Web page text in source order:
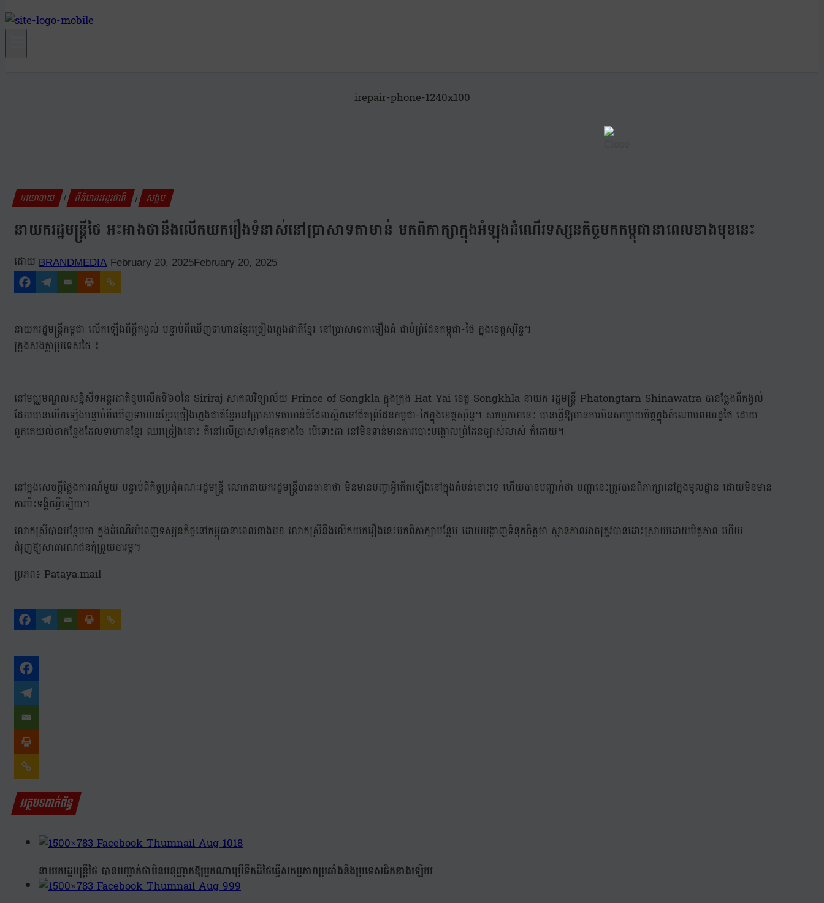
irepair-phone-1240x100
នយោបាយ | ព័ត៌មានអន្តរជាតិ | សង្គម
នាយករដ្ឋមន្ត្រីថៃ អះអាងថានឹងលើកយករឿងទំនាស់នៅប្រាសាទតាមាន់ មកពិភាក្សាក្នុងអំឡុងដំណើរទស្សនកិច្ចមកកម្ពុជានាពេលខាងមុខនេះ
BRANDMEDIA February 20, 2025February 20, 2025
នាយករដ្ឋមន្ត្រីកម្ពុជា លើកឡើងពីក្តីកង្វល់ បន្ទាប់ពីឃើញទាហានខ្មែរច្រៀងភ្លេងជាតិខ្មែរ នៅប្រាសាទតាមឿងធំ ជាប់ព្រំដែនកម្ពុជា-ថៃ ក្នុងខេត្តសុរិន្ទ។
ក្រុងសុងក្លាប្រទេសថៃ ៖
នៅមជ្ឈមណ្ឌលសន្និសីទអន្តរជាតិខួបលើកទី៦០នៃ Siriraj សាកលវិទ្យាល័យ Prince of Songkla ក្នុងក្រុង Hat Yai ខេត្ត Songkhla នាយក រដ្ឋមន្ត្រី Phatongtarn Shinawatra បានថ្លែងពីកង្វល់
ដែលបានលើកឡើងបន្ទាប់ពីឃើញទាហានខ្មែរច្រៀងភ្លេងជាតិខ្មែរនៅប្រាសាទតាមាន់ធំដែលស្ថិតនៅជិតព្រំដែនកម្ពុជា-ថៃក្នុងខេត្តសុរិន្ទ។ សកម្មភាពនេះ បានធ្វើឱ្យមានការមិនសប្បាយចិត្តក្នុងចំណោមពលរដ្ឋថៃ ដោយ
ពួកគេយល់ថាកន្លែងដែលទាហានខ្មែរ ឈរច្រៀងនោះ គឺនៅលើប្រាសាទផ្នែកខាងថៃ បើទោះជា នៅមិនទាន់មានការបោះបង្គោលព្រំដែនច្បាស់លាស់ ក៏ដោយ។
នៅក្នុងសេចក្តីថ្លែងការណ៍មួយ បន្ទាប់ពីកិច្ចប្រជុំគណៈរដ្ឋមន្ត្រី លោកនាយករដ្ឋមន្ត្រីបានធានាថា មិនមានបញ្ហាអ្វីកើតឡើងនៅក្នុងតំបន់នោះទេ ហើយបានបញ្ជាក់ថា បញ្ហានេះត្រូវបានពិភាក្សានៅក្នុងមូលដ្ឋាន ដោយមិនមាន
ការប៉ះទង្គិចអ្វីឡើយ។
លោកស្រីបានបន្ថែមថា ក្នុងដំណើរបំពេញទស្សនកិច្ចនៅកម្ពុជានាពេលខាងមុខ លោកស្រីនឹងលើកយករឿងនេះមកពិភាក្សាបន្ថែម ដោយបង្ហាញទំនុកចិត្តថា ស្ថានភាពអាចត្រូវបានដោះស្រាយដោយមិត្តភាព ហើយ
ជំរុញឱ្យសាធារណជនកុំព្រួយបារម្ភ។
ប្រភព៖ Pataya.mail
អត្ថបទពាក់ព័ន្ធ
នាយករដ្ឋមន្ត្រីថៃ បានបញ្ជាក់ថាមិនអនុញ្ញាតឱ្យអ្នកណាប្រើទឹកដីថៃធ្វើសកម្មភាពប្រឆាំងនឹងប្រទេសជិតខាងឡើយ